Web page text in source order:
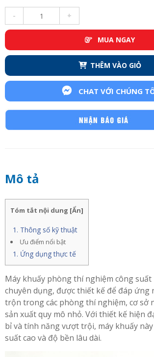
- +
MUA NGAY
THÊM VÀO GIỎ
CHAT VỚI CHÚNG
Mô tả
Tóm tắt nội dung [Ẩn]
Thông số kỹ thuật
Ưu điểm nổi bật
Ứng dụng thực tế
Máy khuấy phòng thí nghiệm công suất
chuyên dụng, được thiết kế để đáp ứng
trộn trong các phòng thí nghiệm, cơ sở
sản xuất quy mô nhỏ. Với thiết kế hiện
bỉ và tính năng vượt trội, máy khuấy
suất cao và độ bền lâu dài.